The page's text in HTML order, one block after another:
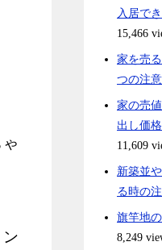
入居で
15,466
家を売
つの注
家の売
出し価
11,609
新築並
る時の
旗竿地
8,249